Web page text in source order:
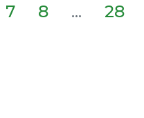
7 8 ... 28